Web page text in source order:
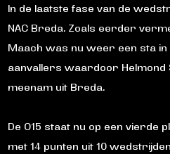
In de laatste fase van de
NAC Breda. Zoals eerder
Maach was nu weer een sta
aanvallers waardoor
meenam uit Breda.
De O15 staat nu op een vierde
met 14 punten uit 10